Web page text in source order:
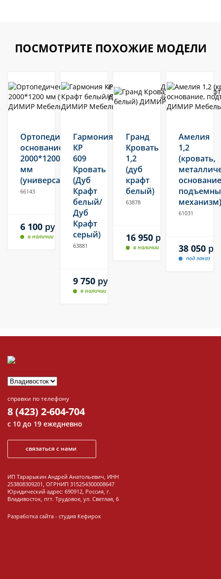
ПОСМОТРИТЕ ПОХОЖИЕ МОДЕЛИ
Ортопедическое
основание
2000*1200
мм
(универсальное)
66143
6 100 руб.
в наличии
Гармония
КР
609
Кровать
(Дуб
Крафт
белый/
Дуб
Крафт
серый)
63881
9 750 руб.
в наличии
Гранд
Кровать
1,2
(дуб
крафт
белый)
63878
16 950 руб.
в наличии
Амелия
1,2
(кровать,
механизм)
61031
38 050
под заказ
справки по телефону
8 (423) 2-604-704
с 10 до 19 ежедневно
связаться с нами
ИП Тарарыкин Андрей Анатольевич, ИНН
253808309201, ОГРНИП 315254300008647
Юридический адрес: 690912, Россия, г.
Владивосток, пгт. Трудовое, ул. Светлая, 6
Разработка сайта - студия Кефирок